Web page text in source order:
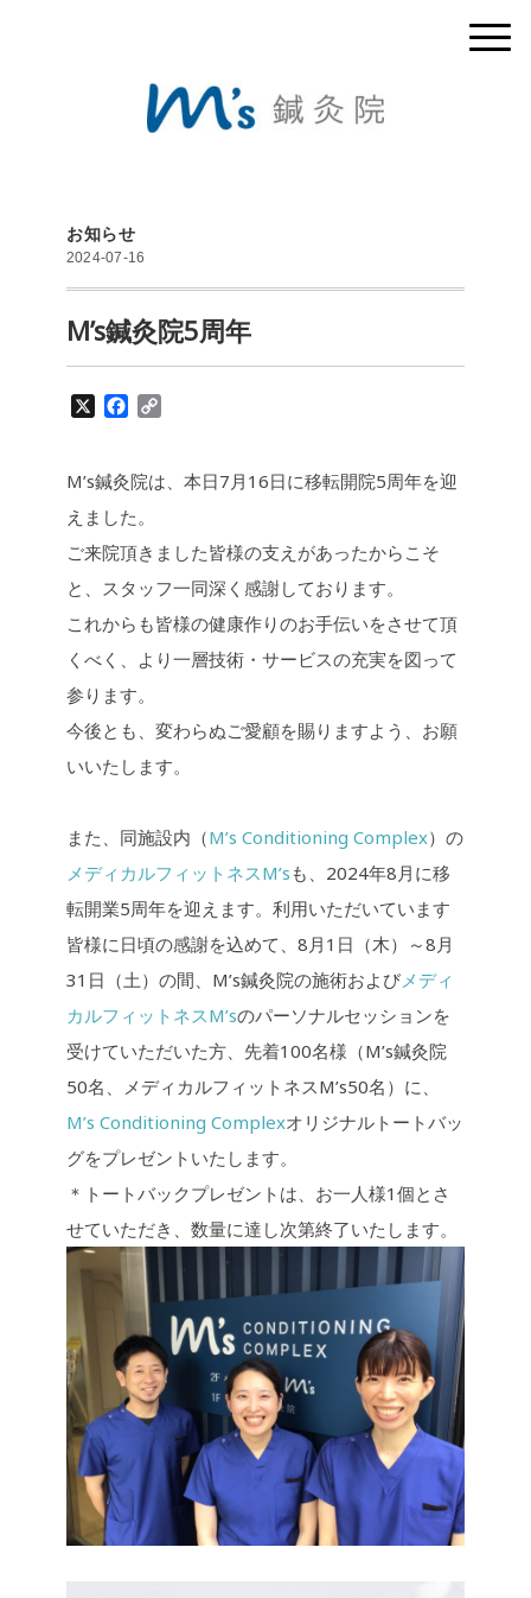
お知らせ
2024-07-16
M’s鍼灸院5周年
X
e
o
o
y
n
M’s鍼灸院は、本日7月16日に移転開院5周年を迎
えました。
ご来院頂きました皆様の支えがあったからこそ
と、スタッフ一同深く感謝しております。
これからも皆様の健康作りのお手伝いをさせて頂
くべく、より一層技術・サービスの充実を図って
参ります。
今後とも、変わらぬご愛顧を賜りますよう、お願
いいたします。
また、同施設内（M’s Conditioning Complex）の
メディカルフィットネスM’s も、2024年8月に移
転開業5周年を迎えます。利用いただいています
皆様に日頃の感謝を込めて、8月1日（木）～8月
31日（土）の間、M’s鍼灸院の施術およびメディ
カルフィットネスM’sのパーソナルセッションを
受けていただいた方、先着100名様（M’s鍼灸院
50名、メディカルフィットネスM’s50名）に、
M’s Conditioning Complexオリジナルトートバッ
グをプレゼントいたします。
＊トートバックプレゼントは、お一人様1個とさ
せていただき、数量に達し次第終了いたします。